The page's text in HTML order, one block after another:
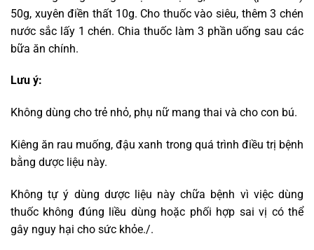
50g, xuyên điền thất 10g. Cho thuốc vào siêu, thêm 3 chén
nước sắc lấy 1 chén. Chia thuốc làm 3 phần uống sau các
bữa ăn chính.
Lưu ý:
Không dùng cho trẻ nhỏ, phụ nữ mang thai và cho con bú.
Kiêng ăn rau muống, đậu xanh trong quá trình điều trị bệnh
bằng dược liệu này.
Không tự ý dùng dược liệu này chữa bệnh vì việc dùng
thuốc không đúng liều dùng hoặc phối hợp sai vị có thể
gây nguy hại cho sức khỏe./.